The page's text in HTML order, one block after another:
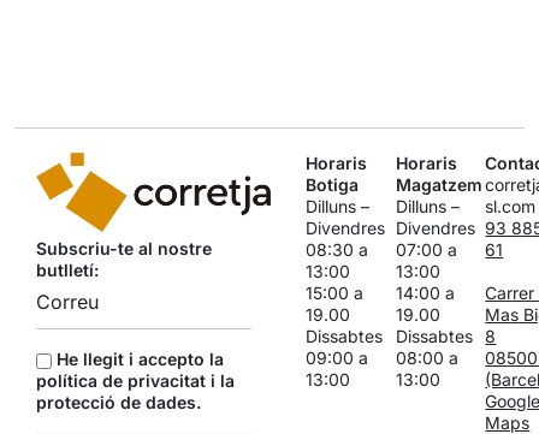
Subscriu-te al nostre
butlletí:
He llegit i accepto la
política de privacitat i la
protecció de dades.
Horaris
Botiga
Dilluns –
Divendres
08:30 a
13:00
15:00 a
19.00
Dissabtes
09:00 a
13:00
Horaris
Magatzem
Dilluns –
Divendres
07:00 a
13:00
14:00 a
19.00
Dissabtes
08:00 a
13:00
sl.com
93
61
Carrer
Mas
8
Maps